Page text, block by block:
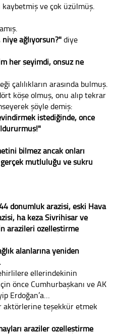
ve çok üzülmüş.
niye ağlıyorsun?"diye
her şeyimdi, onsuz ne
çalılıkların arasında bulmuş.
köşe olmuş, onu alıp tekrar
şöyle demiş:
istediğinde, önce
bilmez ancak onları
mutluluğu ve şükrü
dönümlük arazisi, eski Hava
ha keza Sivrihisar ve
arazileri özelleştirme
alanlarına yeniden
ellerindekinin
önce Cumhurbaşkanı ve AK
Erdoğan’a…
aktörlerine teşekkür etmek
araziler özelleştirme